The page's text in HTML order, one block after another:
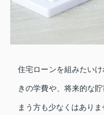
住宅ローンを組みたい
きの学費や、将来的な
まう方も少なくはありま